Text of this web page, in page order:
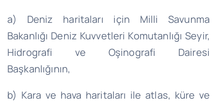
a) Deniz haritaları için Milli Savunma
Bakanlığı Deniz Kuvvetleri Komutanlığı Seyir,
Hidrografi ve Oşinografi Dairesi
Başkanlığının,
b) Kara ve hava haritaları ile atlas, küre ve